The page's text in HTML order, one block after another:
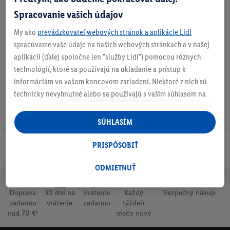
O produkte
Odoberaj Newsletter!
Doprava
zadarmo
nad 70 €¹
30 dní na
vrátenie
Vrátenie
zadarmo
Každý
týždeň
niečo nové
Bezpečný nákup
Spracovanie vašich údajov
My ako prevádzkovateľ webových stránok a aplikácie Lidl
spracúvame vaše údaje na našich webových stránkach a v našej
aplikácii (ďalej spoločne len "služby Lidl") pomocou rôznych
technológií, ktoré sa používajú na ukladanie a prístup k
informáciám vo vašom koncovom zariadení. Niektoré z nich sú
technicky nevyhnutné alebo sa používajú s vaším súhlasom na
personalizovanú reklamu v rámci služieb Lidl aj mimo nich. Ak
ste účastníkom programu Lidl Plus, na tieto účely sa spracúvajú
aj údaje z vášho nákupného správania v obchode.
následne si vytvoríte účet Lidl Plus alebo sa prihlásite do svojho
tiež vytvoriť špeciálny online identifikátor z e-mailovej adresy,
ktorú tam uvediete, aby sme vás mohli rozpoznať v službách
prevádzkovaných tretími stranami a zobrazovať vám
ODMIETNUŤ
PRISPÔSOBIŤ
SÚHLASÍM